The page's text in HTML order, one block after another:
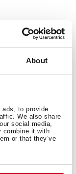
About
ads, to provide
We also share
social media,
combine it with
or that they’ve
в